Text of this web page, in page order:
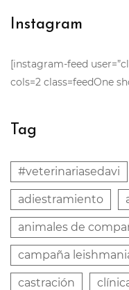
Instagram
[instagram-feed
cols=2 class=feedOne
Tag
#veterinariasedavi
adiestramiento
animales de
campaña
castración